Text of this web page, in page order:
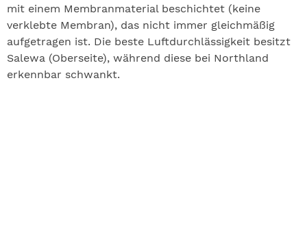
mit einem Membranmaterial beschichtet (keine
verklebte Membran), das nicht immer gleichmäßig
aufgetragen ist. Die beste Luftdurchlässigkeit besitzt
Salewa (Oberseite), während diese bei Northland
erkennbar schwankt.